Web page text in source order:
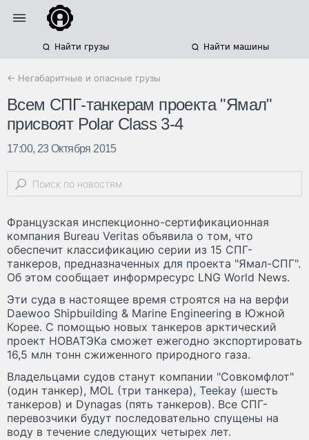
Найти грузы Найти машины
← Негабаритные и опасные грузы
Всем СПГ-танкерам проекта "Ямал"
присвоят Polar Class 3-4
17:00, 23 Октября 2015
Французская инспекционно-сертификационная
компания Bureau Veritas объявила о том, что
обеспечит классификацию серии из 15 СПГ-
танкеров, предназначенных для проекта "Ямал-СПГ".
Об этом сообщает информресурс LNG World News.
Эти суда в настоящее время строятся на на верфи
Daewoo Shipbuilding & Marine Engineering в Южной
Корее. С помощью новых танкеров арктический
проект НОВАТЭКа сможет ежегодно экспортировать
16,5 млн тонн сжиженного природного газа.
Владельцами судов станут компании "Совкомфлот"
(один танкер), MOL (три танкера), Teekay (шесть
танкеров) и Dynagas (пять танкеров). Все СПГ-
перевозчики будут последовательно спущены на
воду в течение следующих четырех лет.